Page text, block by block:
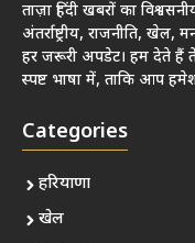
ताज़ा हिंदी खबरों का
अंतर्राष्ट्रीय, राजनीति,
हर जरूरी अपडेट। हम देते हैं
स्पष्ट भाषा में, ताकि आप
Categories
हरियाणा
खेल